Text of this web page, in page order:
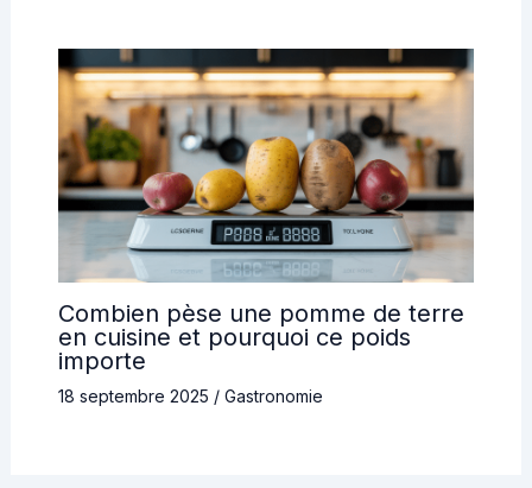
Combien pèse une pomme de terre
en cuisine et pourquoi ce poids
importe
18 septembre 2025 / Gastronomie